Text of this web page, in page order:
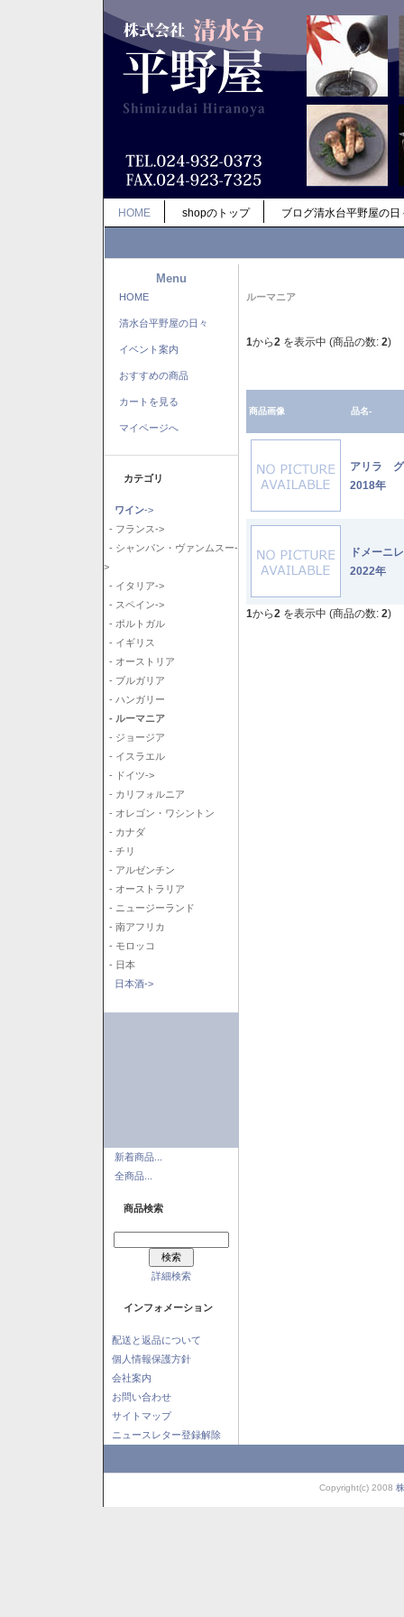
HOME shopのトップ ブログ清水台平野屋の日
Menu
HOME
清水台平野屋の日々
イベント案内
おすすめの商品
カートを見る
マイページへ
カテゴリ
ワイン->
- フランス->
- シャンパン・ヴァンムスー-
>
- イタリア->
- スペイン->
- ポルトガル
- イギリス
- オーストリア
- ブルガリア
- ハンガリー
- ルーマニア
- ジョージア
- イスラエル
- ドイツ->
- カリフォルニア
- オレゴン・ワシントン
- カナダ
- チリ
- アルゼンチン
- オーストラリア
- ニュージーランド
- 南アフリカ
- モロッコ
- 日本
日本酒->
新着商品...
全商品...
商品検索
詳細検索
インフォメーション
配送と返品について
個人情報保護方針
会社案内
お問い合わせ
サイトマップ
ニュースレター登録解除
ルーマニア
1から2 を表示中 (商品の数: 2)
商品画像 品名-
アリラ
2018年
ドメー
2022年
1から2 を表示中 (商品の数: 2)
Copyright(c) 2008